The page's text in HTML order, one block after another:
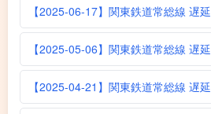
【2025-06-17】関東鉄道常総線 遅延
【2025-05-06】関東鉄道常総線 遅延
【2025-04-21】関東鉄道常総線 遅延